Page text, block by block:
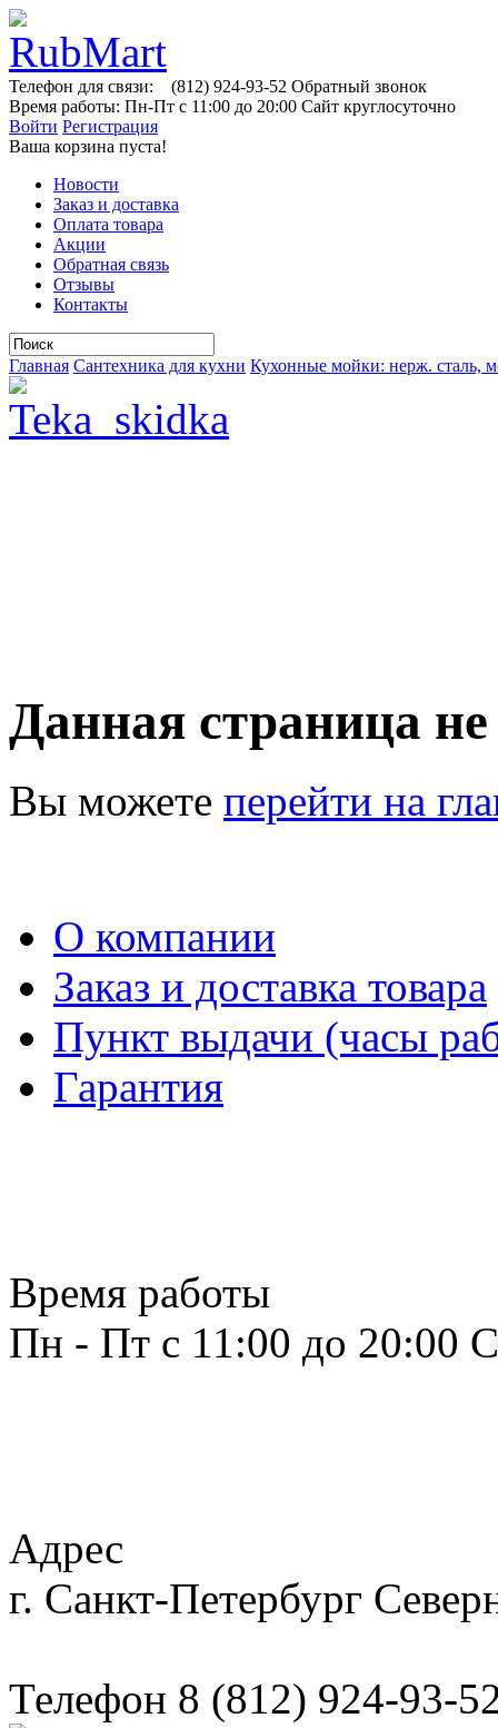
Телефон для связи: (812) 924-93-52 Обратный звонок
Время работы: Пн-Пт с 11:00 до 20:00 Сайт круглосуточно
Войти Регистрация
Ваша корзина пуста!
Новости
Заказ и доставка
Оплата товара
Акции
Обратная связь
Отзывы
Контакты
Главная Сантехника для кухни Кухонные мойки: нерж. сталь,
Данная страница
Вы можете перейти на
О компании
Заказ и доставка товара
Пункт выдачи (часы
Гарантия
Время работы
Пн - Пт с 11:00 до 20:00
Адрес
г. Санкт-Петербург
Телефон 8 (812) 924-93-